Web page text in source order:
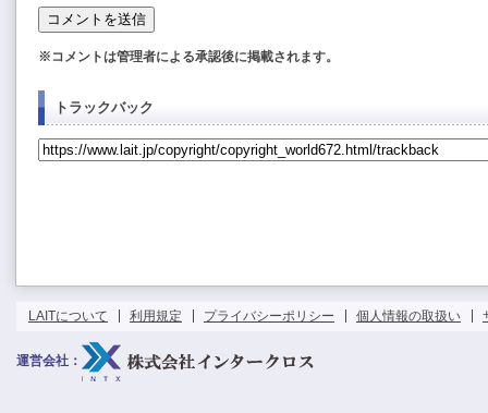
※コメントは管理者による承認後に掲載されます。
トラックバック
LAITについて 利用規定 プライバシーポリシー 個人情報の取扱い
運営会社：